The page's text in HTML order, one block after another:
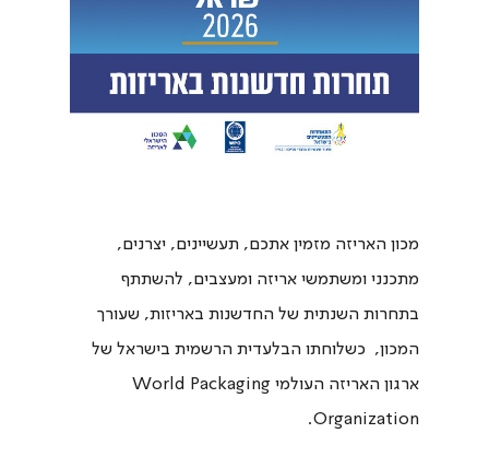
מכון האריזה מזמין אתכם, תעשיינים, יצרנים,
מתכנני ומשתמשי אריזה ומעצבים, להשתתף
בתחרות השנתית של החדשנות באריזות, שעורך
המכון, כשלוחתו הבלעדית הרשמית בישראל של
ארגון האריזה העולמי World Packaging
Organization.